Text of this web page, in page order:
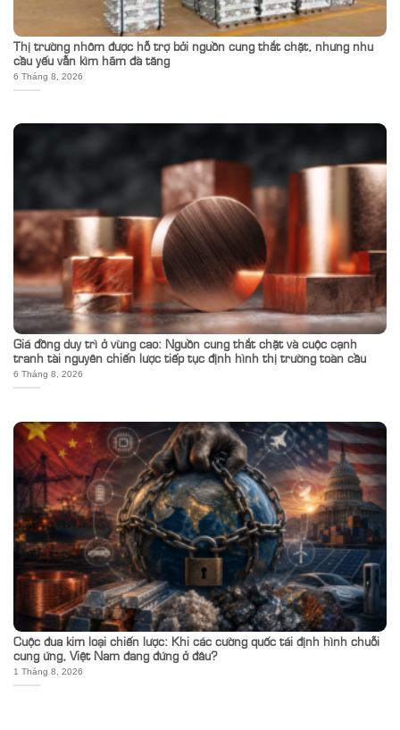
Thị trường nhôm được hỗ trợ bởi nguồn cung thắt chặt, nhưng nhu
cầu yếu vẫn kìm hãm đà tăng
6 Tháng 8, 2026
Giá đồng duy trì ở vùng cao: Nguồn cung thắt chặt và cuộc cạnh
tranh tài nguyên chiến lược tiếp tục định hình thị trường toàn cầu
6 Tháng 8, 2026
Cuộc đua kim loại chiến lược: Khi các cường quốc tái định hình chuỗi
cung ứng, Việt Nam đang đứng ở đâu?
1 Tháng 8, 2026